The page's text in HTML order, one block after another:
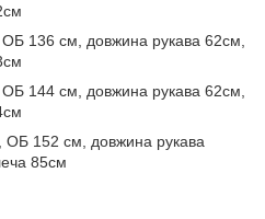
136 см, довжина рукава 62см,
144 см, довжина рукава 62см,
152 см, довжина рукава
85см